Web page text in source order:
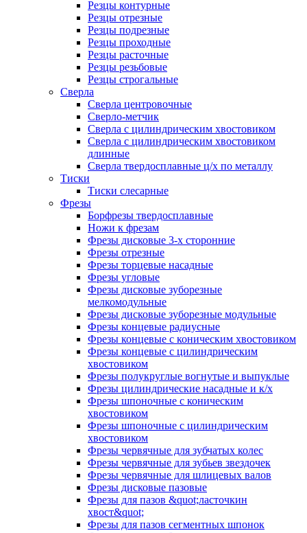
Резцы контурные
Резцы отрезные
Резцы подрезные
Резцы проходные
Резцы расточные
Резцы резьбовые
Резцы строгальные
Сверла
Сверла центровочные
Сверло-метчик
Сверла с цилиндрическим хвостовиком
Сверла с цилиндрическим хвостовиком
длинные
Сверла твердосплавные ц/х по металлу
Тиски
Тиски слесарные
Фрезы
Борфрезы твердосплавные
Ножи к фрезам
Фрезы дисковые 3-х сторонние
Фрезы отрезные
Фрезы торцевые насадные
Фрезы угловые
Фрезы дисковые зуборезные
мелкомодульные
Фрезы дисковые зуборезные модульные
Фрезы концевые радиусные
Фрезы концевые с коническим хвостовиком
Фрезы концевые с цилиндрическим
хвостовиком
Фрезы полукруглые вогнутые и выпуклые
Фрезы цилиндрические насадные и к/х
Фрезы шпоночные с коническим
хвостовиком
Фрезы шпоночные с цилиндрическим
хвостовиком
Фрезы червячные для зубчатых колес
Фрезы червячные для зубьев звездочек
Фрезы червячные для шлицевых валов
Фрезы дисковые пазовые
Фрезы для пазов &quot;ласточкин
хвост&quot;
Фрезы для пазов сегментных шпонок